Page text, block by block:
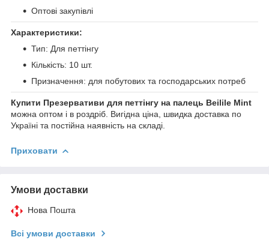
Оптові закупівлі
Характеристики:
Тип: Для петтінгу
Кількість: 10 шт.
Призначення: для побутових та господарських потреб
Купити Презервативи для петтінгу на палець Beilile Mint
можна оптом і в роздріб. Вигідна ціна, швидка доставка по
Україні та постійна наявність на складі.
Приховати
Умови доставки
Нова Пошта
Всі умови доставки